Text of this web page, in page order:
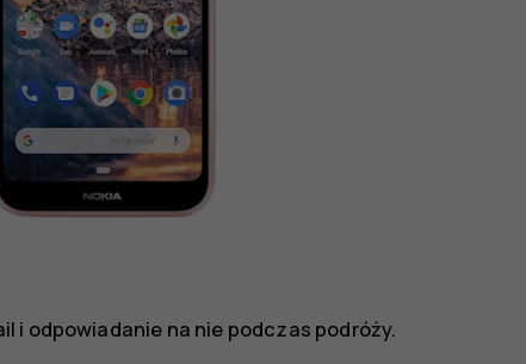
i odpowiadanie na nie podczas podróży.